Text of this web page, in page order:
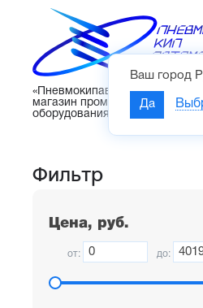
«Пневмокипавтоматика» –
магазин промышленного
оборудования
Ваш город
Да
Фильтр
Цена, руб.
от: до: